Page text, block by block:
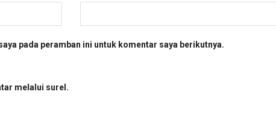
pada peramban ini untuk komentar saya berikutnya.
melalui surel.